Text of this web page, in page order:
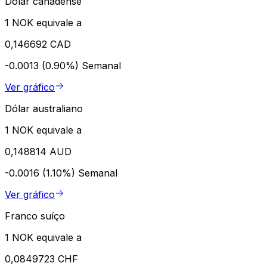
1 NOK equivale a
0,146692 CAD
-0.0013 (0.90%) Semanal
Ver gráfico
Dólar australiano
1 NOK equivale a
0,148814 AUD
-0.0016 (1.10%) Semanal
Ver gráfico
Franco suíço
1 NOK equivale a
0,0849723 CHF